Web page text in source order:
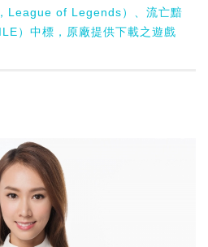
League of Legends）、流亡黯
）中標，原廠提供下載之遊戲